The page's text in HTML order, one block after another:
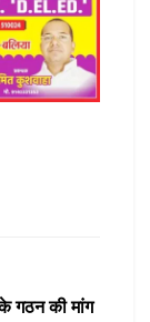
के गठन की मांग